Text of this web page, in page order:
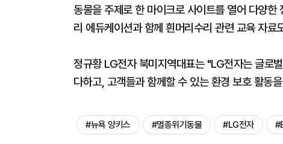
동물을 주제로 한 마이크로 사이트를 열어 다양한
리 에듀케이션과 함께 흰머리수리 관련 교육 자료
정규황 LG전자 북미지역대표는 "LG전자는 글로
다하고, 고객들과 함께할 수 있는 환경 보호 활동
#뉴욕 양키스 #멸종위기동물 #LG전자